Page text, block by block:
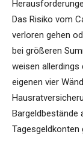
Das Risiko vom
verloren gehen
bei größeren
weisen allerdings
eigenen vier
Bargeldbestände
Tagesgeldkonten